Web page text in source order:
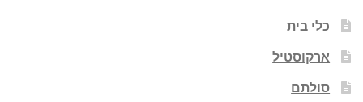
כלי בית
ארקוסטיל
סולתם